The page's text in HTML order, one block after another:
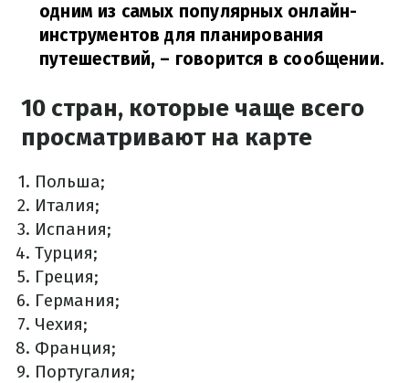
одним из самых популярных онлайн-
инструментов для планирования
путешествий, – говорится в сообщении.
10 стран, которые чаще всего
просматривают на карте
Польша;
Италия;
Испания;
Турция;
Греция;
Германия;
Чехия;
Франция;
Португалия;